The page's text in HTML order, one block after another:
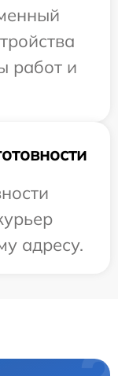
работ и
адресу.